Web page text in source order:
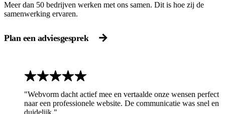
Meer dan 50 bedrijven werken met ons samen. Dit is hoe zij de
samenwerking ervaren.
Plan een adviesgesprek
"Webvorm dacht actief mee en vertaalde onze wensen perfect
naar een professionele website. De communicatie was snel en
duidelijk."